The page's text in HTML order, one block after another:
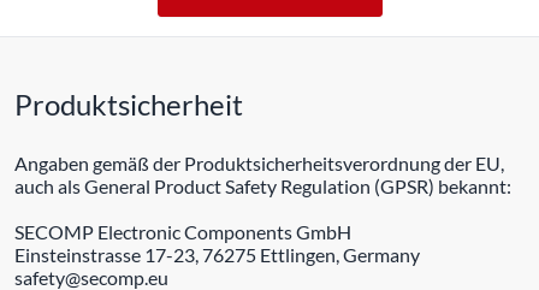
Produktsicherheit
Angaben gemäß der Produktsicherheitsverordnung der EU,
auch als General Product Safety Regulation (GPSR) bekannt:
SECOMP Electronic Components GmbH
Einsteinstrasse 17-23, 76275 Ettlingen, Germany
safety@secomp.eu